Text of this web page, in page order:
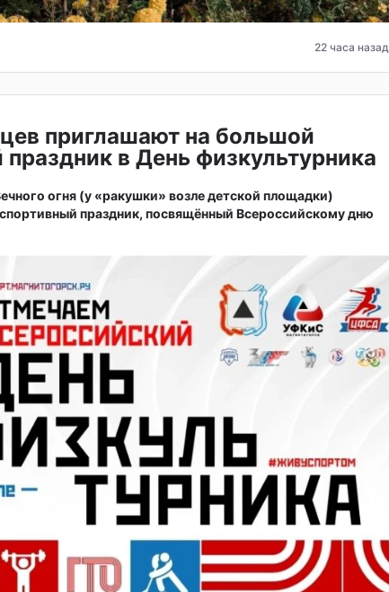
22 часа назад
приглашают на большой
в День физкультурника
огня (у «ракушки» возле детской площадки)
праздник, посвящённый Всероссийскому дню